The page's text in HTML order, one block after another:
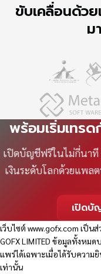
ขับเคลื่อนด้ว
ม
พร้อมเริ่มเทร
เปิดบัญชีฟรีในไม่กี่นาที
เงินระดับโลกด้วยแพ
เปิดบั
เว็บไซต์www.gofx.com เป็นส่
GOFX LIMITED ข้อมูลทั้งหม
แพร่ได้เฉพาะเมื่อได้รับความ
เท่านั้น